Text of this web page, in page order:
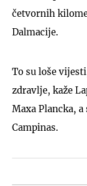
četvornih
Dalmacije.
To su loše
zdravlje, kaže
Maxa Plancka,
Campinas.